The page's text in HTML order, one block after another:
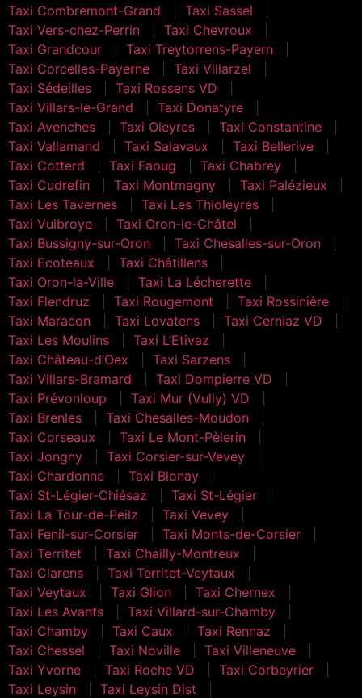
Taxi Combremont-Grand
Taxi Sassel
Taxi Vers-chez-Perrin
Taxi Chevroux
Taxi Grandcour
Taxi Treytorrens-Payern
Taxi Corcelles-Payerne
Taxi Villarzel
Taxi Sédeilles
Taxi Rossens VD
Taxi Villars-le-Grand
Taxi Donatyre
Taxi Avenches
Taxi Oleyres
Taxi Constantine
Taxi Vallamand
Taxi Salavaux
Taxi Bellerive
Taxi Cotterd
Taxi Faoug
Taxi Chabrey
Taxi Cudrefin
Taxi Montmagny
Taxi Palézieux
Taxi Les Tavernes
Taxi Les Thioleyres
Taxi Vuibroye
Taxi Oron-le-Châtel
Taxi Bussigny-sur-Oron
Taxi Chesalles-sur-Oron
Taxi Ecoteaux
Taxi Châtillens
Taxi Oron-la-Ville
Taxi La Lécherette
Taxi Flendruz
Taxi Rougemont
Taxi Rossinière
Taxi Maracon
Taxi Lovatens
Taxi Cerniaz VD
Taxi Les Moulins
Taxi L’Etivaz
Taxi Château-d’Oex
Taxi Sarzens
Taxi Villars-Bramard
Taxi Dompierre VD
Taxi Prévonloup
Taxi Mur (Vully) VD
Taxi Brenles
Taxi Chesalles-Moudon
Taxi Corseaux
Taxi Le Mont-Pèlerin
Taxi Jongny
Taxi Corsier-sur-Vevey
Taxi Chardonne
Taxi Blonay
Taxi St-Légier-Chiésaz
Taxi St-Légier
Taxi La Tour-de-Peilz
Taxi Vevey
Taxi Fenil-sur-Corsier
Taxi Monts-de-Corsier
Taxi Territet
Taxi Chailly-Montreux
Taxi Clarens
Taxi Territet-Veytaux
Taxi Veytaux
Taxi Glion
Taxi Chernex
Taxi Les Avants
Taxi Villard-sur-Chamby
Taxi Chamby
Taxi Caux
Taxi Rennaz
Taxi Chessel
Taxi Noville
Taxi Villeneuve
Taxi Yvorne
Taxi Roche VD
Taxi Corbeyrier
Taxi Leysin
Taxi Leysin Dist